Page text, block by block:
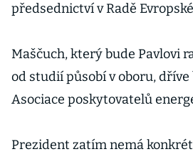
předsednictví v Radě
Maščuch, který bude Pavlovi
od studií působí v oboru,
Asociace poskytovatelů
Prezident zatím nemá